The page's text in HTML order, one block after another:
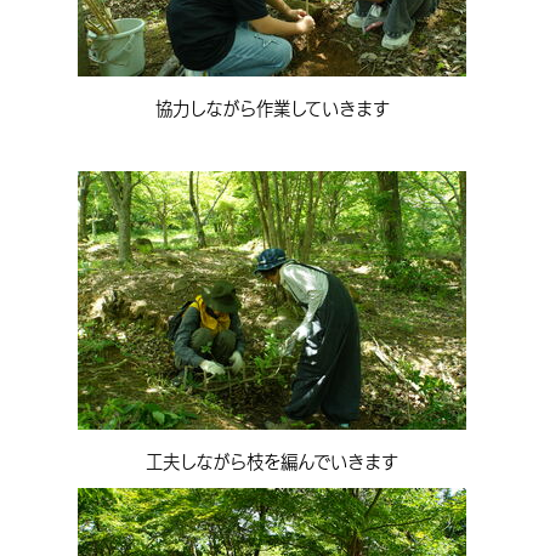
協力しながら作業していきます
工夫しながら枝を編んでいきます